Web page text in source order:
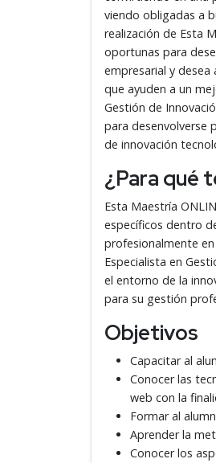
viendo obligadas a
realización de Esta
oportunas para
empresarial y
que ayuden a un
Gestión de
para desenvolverse
de innovación
¿Para qué
Esta Maestría
específicos dentro
profesionalmente
Especialista en
el entorno de la
para su gestión
Objetivos
Capacitar al
Conocer las
web con la
Formar al
Aprender la
Conocer los